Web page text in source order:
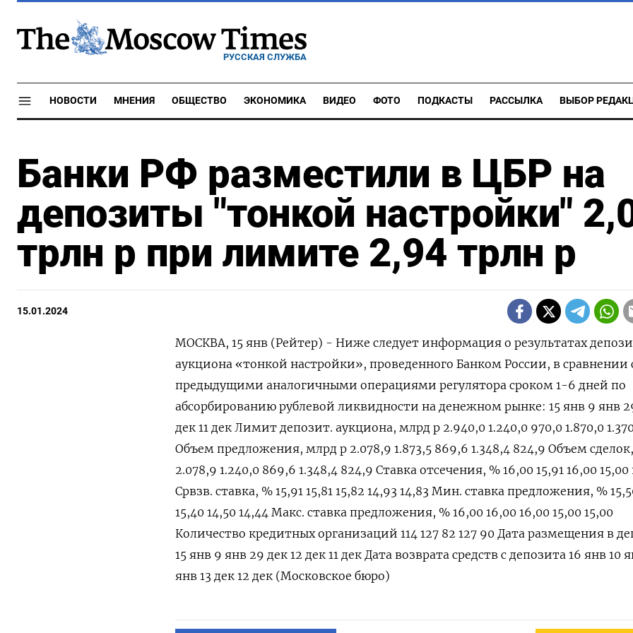
РУССКАЯ СЛУЖБА
НОВОСТИ МНЕНИЯ ОБЩЕСТВО ЭКОНОМИКА ВИДЕО ФОТО ПОДКАСТЫ РАССЫЛКА ВЫБОР
Банки РФ разместили в ЦБР на
депозиты "тонкой настройки"
трлн р при лимите 2,94 трлн р
15.01.2024
МОСКВА, 15 янв (Рейтер) - Ниже следует информация о результатах
аукциона «тонкой настройки», проведенного Банком России, в сравнении
предыдущими аналогичными операциями регулятора сроком 1-6 дней по
абсорбированию рублевой ликвидности на денежном рынке: 15 янв 9 янв
дек 11 дек Лимит депозит. аукциона, млрд р 2.940,0 1.240,0 970,0 1.870,0
Объем предложения, млрд р 2.078,9 1.873,5 869,6 1.348,4 824,9 Объем
2.078,9 1.240,0 869,6 1.348,4 824,9 Ставка отсечения, % 16,00 15,91 16,00 15,00
Срвзв. ставка, % 15,91 15,81 15,82 14,93 14,83 Мин. ставка предложения, %
15,40 14,50 14,44 Макс. ставка предложения, % 16,00 16,00 16,00 15,00 15,00
Количество кредитных организаций 114 127 82 127 90 Дата размещения в
15 янв 9 янв 29 дек 12 дек 11 дек Дата возврата средств с депозита 16 янв 10
янв 13 дек 12 дек (Московское бюро)